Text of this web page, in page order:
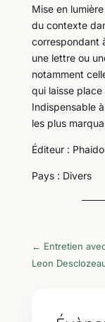
Mise en
du contexte
correspondant
une lettre ou
notamment
qui laisse
Indispensable
les plus
Éditeur :
Pays : Divers
← Entretien
Leon